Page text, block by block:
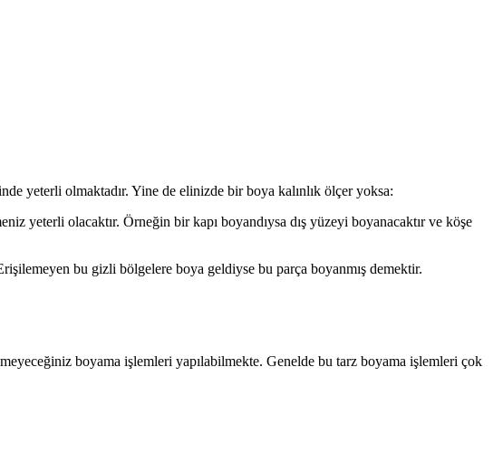
yeterli olmaktadır. Yine de elinizde bir boya kalınlık ölçer yoksa:
yeterli olacaktır. Örneğin bir kapı boyandıysa dış yüzeyi boyanacaktır ve köşe
bu gizli bölgelere boya geldiyse bu parça boyanmış demektir.
boyama işlemleri yapılabilmekte. Genelde bu tarz boyama işlemleri çok